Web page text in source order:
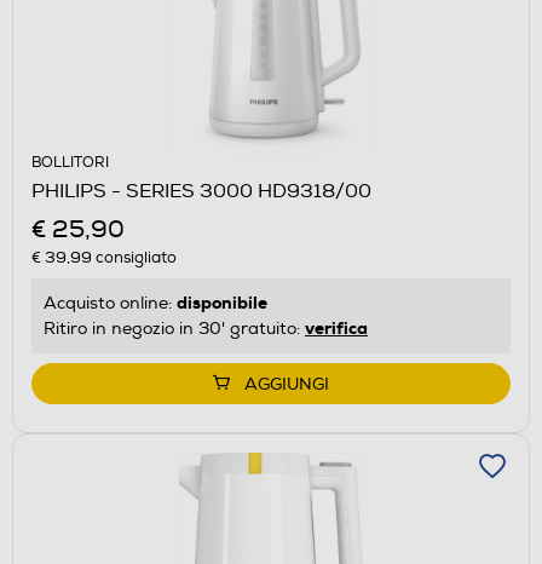
BOLLITORI
PHILIPS - SERIES 3000 HD9318/00
€ 25,90
€ 39,99 consigliato
Acquisto online: disponibile
Ritiro in negozio in 30' gratuito: verifica
AGGIUNGI